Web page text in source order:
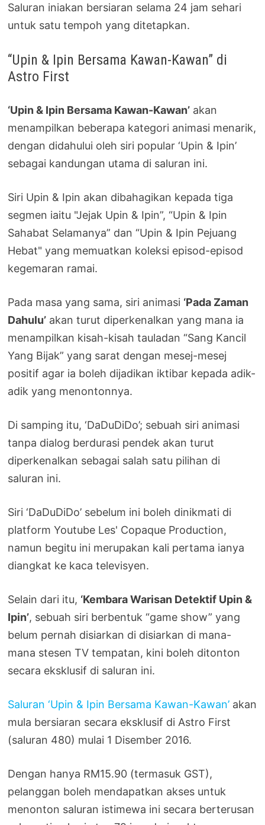
Saluran iniakan bersiaran selama 24 jam sehari
untuk satu tempoh yang ditetapkan.
“Upin & Ipin Bersama Kawan-Kawan” di
Astro First
‘Upin & Ipin Bersama Kawan-Kawan’ akan
menampilkan beberapa kategori animasi menarik,
dengan didahului oleh siri popular ‘Upin & Ipin’
sebagai kandungan utama di saluran ini.
Siri Upin & Ipin akan dibahagikan kepada tiga
segmen iaitu "Jejak Upin & Ipin”, “Upin & Ipin
Sahabat Selamanya” dan “Upin & Ipin Pejuang
Hebat" yang memuatkan koleksi episod-episod
kegemaran ramai.
Pada masa yang sama, siri animasi ‘Pada Zaman
Dahulu’ akan turut diperkenalkan yang mana ia
menampilkan kisah-kisah tauladan “Sang Kancil
Yang Bijak” yang sarat dengan mesej-mesej
positif agar ia boleh dijadikan iktibar kepada adik-
adik yang menontonnya.
Di samping itu, ‘DaDuDiDo’; sebuah siri animasi
tanpa dialog berdurasi pendek akan turut
diperkenalkan sebagai salah satu pilihan di
saluran ini.
Siri ‘DaDuDiDo’ sebelum ini boleh dinikmati di
platform Youtube Les' Copaque Production,
namun begitu ini merupakan kali pertama ianya
diangkat ke kaca televisyen.
Selain dari itu, ‘Kembara Warisan Detektif Upin &
Ipin’, sebuah siri berbentuk “game show” yang
belum pernah disiarkan di disiarkan di mana-
mana stesen TV tempatan, kini boleh ditonton
secara eksklusif di saluran ini.
Saluran ‘Upin & Ipin Bersama Kawan-Kawan’ akan
mula bersiaran secara eksklusif di Astro First
(saluran 480) mulai 1 Disember 2016.
Dengan hanya RM15.90 (termasuk GST),
pelanggan boleh mendapatkan akses untuk
menonton saluran istimewa ini secara berterusan